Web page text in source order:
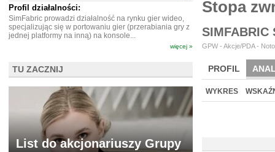
Stopa
SIMFABRIC
GPW - Akcje/PDA -
PROFIL
BR LAB
WYKRES
Profil działalności:
SimFabric prowadzi działalność na rynku gier wideo,
specjalizując się w portowaniu gier (przerabiania gry z
jednej platformy na inną) na konsole...
więcej »
TU ZACZNIJ
List do akcjonariuszy Grupy